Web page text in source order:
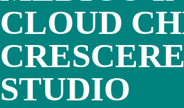
CLOUD
STUDIO